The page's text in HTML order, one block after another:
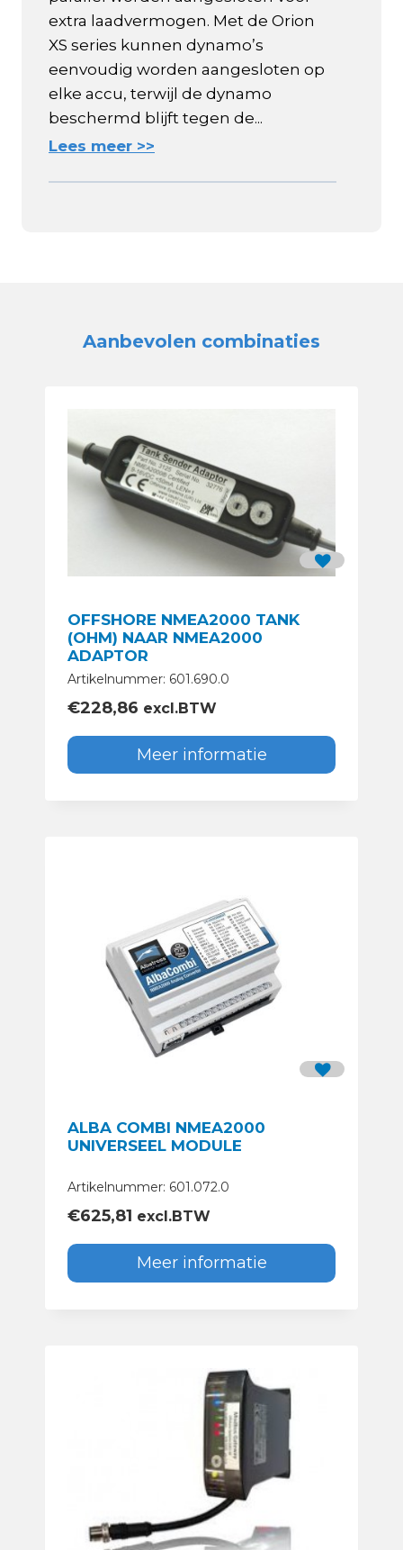
extra laadvermogen. Met de Orion
XS series kunnen dynamo’s
eenvoudig worden aangesloten op
elke accu, terwijl de dynamo
beschermd blijft tegen de...
Lees meer >>
Aanbevolen combinaties
OFFSHORE NMEA2000 TANK
(OHM) NAAR NMEA2000
ADAPTOR
Artikelnummer: 601.690.0
€228,86 excl.BTW
Meer informatie
ALBA COMBI NMEA2000
UNIVERSEEL MODULE
Artikelnummer: 601.072.0
€625,81 excl.BTW
Meer informatie